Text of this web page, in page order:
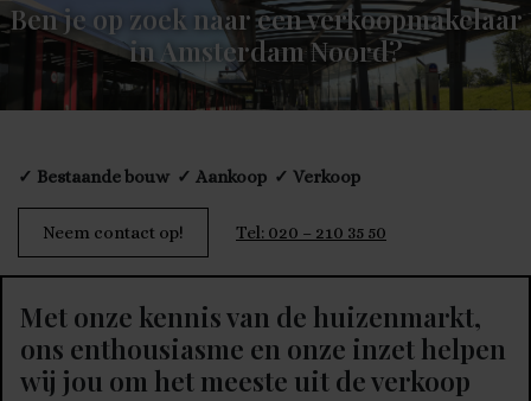
Ben je op zoek naar een verkoopmakelaar
in Amsterdam Noord?
✓ Bestaande bouw ✓ Aankoop ✓ Verkoop
Neem contact op! Tel: 020 – 210 35 50
Met onze kennis van de huizenmarkt,
ons enthousiasme en onze inzet helpen
wij jou om het meeste uit de verkoop